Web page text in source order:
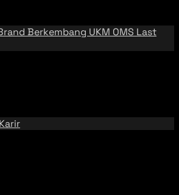
Berkembang UKM OMS Last
Karir